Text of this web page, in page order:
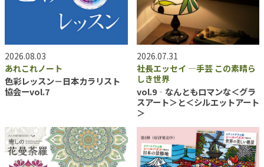
2026.08.03
あれこれノート
色彩レッスン－日本カラリスト
協会ーvol.7
2026.07.31
社長エッセイ ―手芸 この素晴ら
しき世界
vol.9‐なんともロマンな＜グラ
スアート＞と＜シルエットアート
＞